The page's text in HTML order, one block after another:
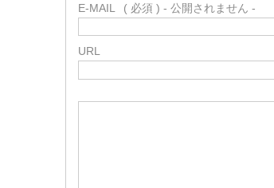
E-MAIL ( 必須 ) - 公開されません -
URL